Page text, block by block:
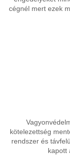
cégnél mert ezek
kötelezettség
rendszer és
kapott